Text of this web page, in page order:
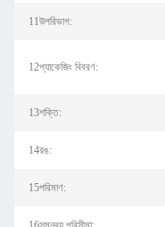
11উপরিভাগ:
12প্যাকেজিং বিবরণ:
13শক্তি:
14রঙ:
15পরিমাণ: